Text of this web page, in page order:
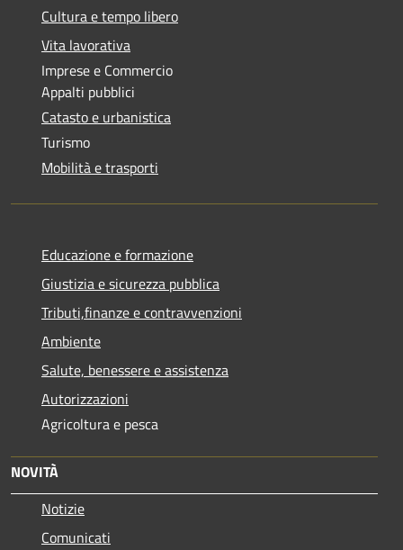
Cultura e tempo libero
Vita lavorativa
Imprese e Commercio
Appalti pubblici
Catasto e urbanistica
Turismo
Mobilità e trasporti
Educazione e formazione
Giustizia e sicurezza pubblica
Tributi,finanze e contravvenzioni
Ambiente
Salute, benessere e assistenza
Autorizzazioni
Agricoltura e pesca
NOVITÀ
Notizie
Comunicati